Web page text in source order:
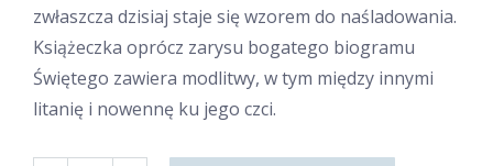
zwłaszcza dzisiaj staje się wzorem do naśladowania.
Książeczka oprócz zarysu bogatego biogramu
Świętego zawiera modlitwy, w tym między innymi
litanię i nowennę ku jego czci.